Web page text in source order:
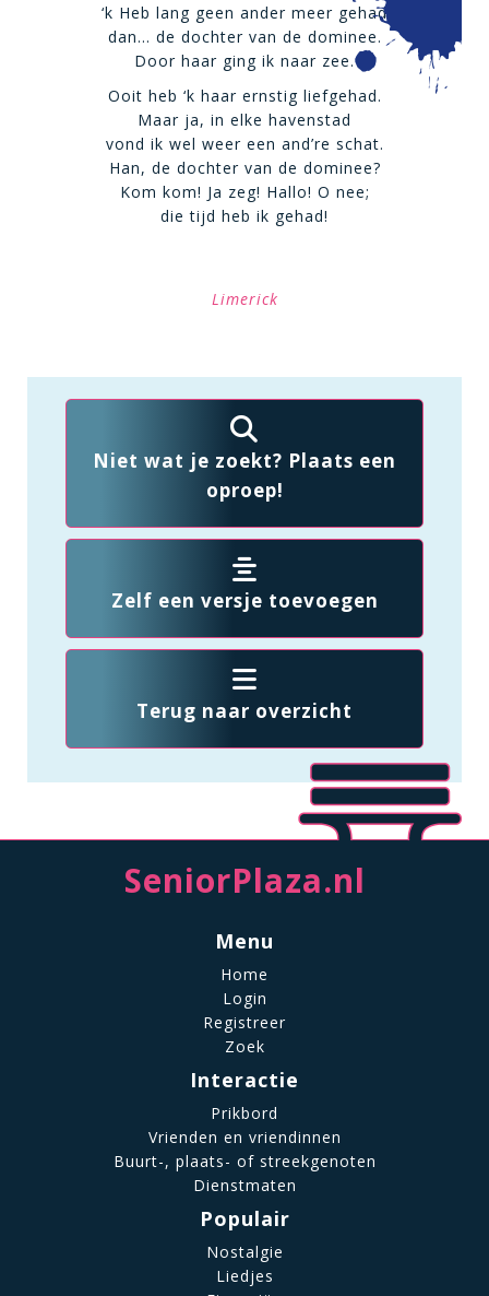
‘k Heb lang geen ander meer gehad
dan… de dochter van de dominee.
Door haar ging ik naar zee.
Ooit heb ‘k haar ernstig liefgehad.
Maar ja, in elke havenstad
vond ik wel weer een and’re schat.
Han, de dochter van de dominee?
Kom kom! Ja zeg! Hallo! O nee;
die tijd heb ik gehad!
Limerick
Niet wat je zoekt? Plaats een
oproep!
Zelf een versje toevoegen
Terug naar overzicht
SeniorPlaza.nl
Menu
Home
Login
Registreer
Zoek
Interactie
Prikbord
Vrienden en vriendinnen
Buurt-, plaats- of streekgenoten
Dienstmaten
Populair
Nostalgie
Liedjes